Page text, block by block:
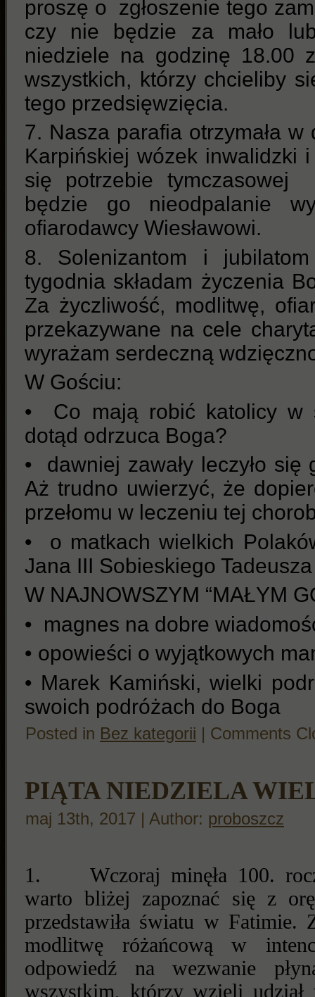
proszę o zgłoszenie tego
czy nie będzie za mało
niedziele na godzinę 18.00
wszystkich, którzy chcieliby
tego przedsięwzięcia.
7. Nasza parafia otrzymała w
Karpińskiej wózek inwalidzki
się potrzebie tymczasowej
będzie go nieodpalanie
ofiarodawcy Wiesławowi.
8. Solenizantom i
tygodnia składam życzenia
Za życzliwość, modlitwę,
przekazywane na cele
wyrażam serdeczną
W Gościu:
• Co mają robić katolicy w
dotąd odrzuca Boga?
• dawniej zawały leczyło się
Aż trudno uwierzyć, że
przełomu w leczeniu tej
• o matkach wielkich
Jana III Sobieskiego
W NAJNOWSZYM “MAŁYM
• magnes na dobre
• opowieści o wyjątkowych
• Marek Kamiński, wielki
swoich podróżach do Boga
Posted in Bez kategorii Comments
PIĄTA NIEDZIELA
maj 13th, 2017 | Author: proboszcz
1.
Wczoraj minęła 100.
warto bliżej zapoznać się z
przedstawiła światu w Fatimie.
modlitwę różańcową w
odpowiedź na wezwanie
wszystkim, którzy wzięli udział